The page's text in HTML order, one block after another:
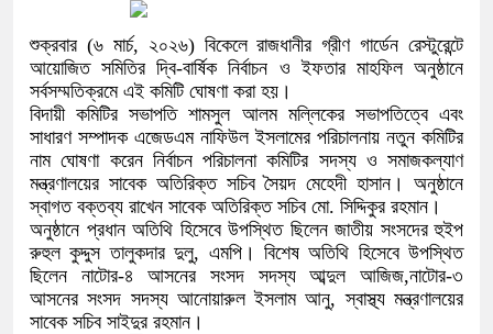
শুক্রবার (৬ মার্চ, ২০২৬) বিকেলে রাজধানীর গ্রীণ গার্ডেন রেস্টুরেন্টে
আয়োজিত সমিতির দ্বি-বার্ষিক নির্বাচন ও ইফতার মাহফিল অনুষ্ঠানে
সর্বসম্মতিক্রমে এই কমিটি ঘোষণা করা হয়।
বিদায়ী কমিটির সভাপতি শামসুল আলম মল্লিকের সভাপতিত্বে এবং
সাধারণ সম্পাদক এজেডএম নাফিউল ইসলামের পরিচালনায় নতুন কমিটির
নাম ঘোষণা করেন নির্বাচন পরিচালনা কমিটির সদস্য ও সমাজকল্যাণ
মন্ত্রণালয়ের সাবেক অতিরিক্ত সচিব সৈয়দ মেহেদী হাসান। অনুষ্ঠানে
স্বাগত বক্তব্য রাখেন সাবেক অতিরিক্ত সচিব মো. সিদ্দিকুর রহমান।
অনুষ্ঠানে প্রধান অতিথি হিসেবে উপস্থিত ছিলেন জাতীয় সংসদের হুইপ
রুহুল কুদ্দুস তালুকদার দুলু, এমপি। বিশেষ অতিথি হিসেবে উপস্থিত
ছিলেন নাটোর-৪ আসনের সংসদ সদস্য আব্দুল আজিজ,নাটোর-৩
আসনের সংসদ সদস্য আনোয়ারুল ইসলাম আনু, স্বাস্থ্য মন্ত্রণালয়ের
সাবেক সচিব সাইদুর রহমান।